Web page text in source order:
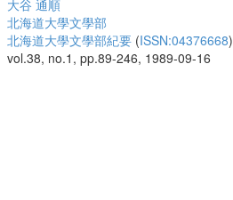
大谷 通順
北海道大學文學部
北海道大學文學部紀要 (ISSN:04376668)
vol.38, no.1, pp.89-246, 1989-09-16